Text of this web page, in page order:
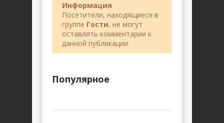
Информация
Посетители, находящиеся в
группе Гости, не могут
оставлять комментарии к
данной публикации.
Популярное